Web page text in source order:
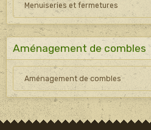
Menuiseries et fermetures
Aménagement de combles
Aménagement de combles